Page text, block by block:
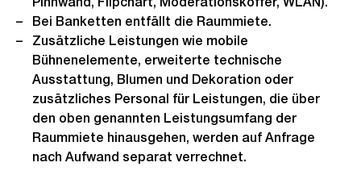
Bei Banketten entfällt die Raummiete.
Zusätzliche Leistungen wie mobile
Bühnenelemente, erweiterte technische
Ausstattung, Blumen und Dekoration oder
zusätzliches Personal für Leistungen, die über
den oben genannten Leistungsumfang der
Raummiete hinausgehen, werden auf Anfrage
nach Aufwand separat verrechnet.